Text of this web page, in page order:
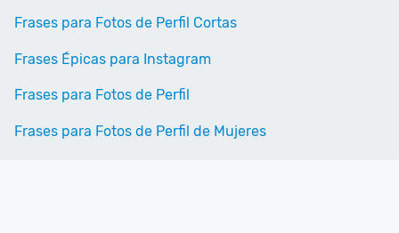
Frases para Fotos de Perfil Cortas
Frases Épicas para Instagram
Frases para Fotos de Perfil
Frases para Fotos de Perfil de Mujeres